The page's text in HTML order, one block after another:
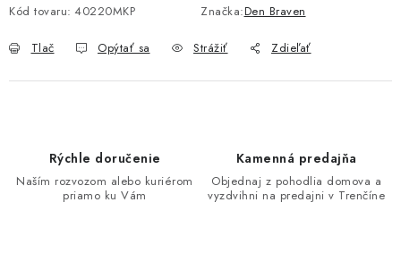
Kód tovaru: 40220MKP Značka:Den Braven
Tlač Opýtať sa Strážiť Zdieľať
Rýchle doručenie
Naším rozvozom alebo kuriérom
priamo ku Vám
Kamenná predajňa
Objednaj z pohodlia domova a
vyzdvihni na predajni v Trenčíne